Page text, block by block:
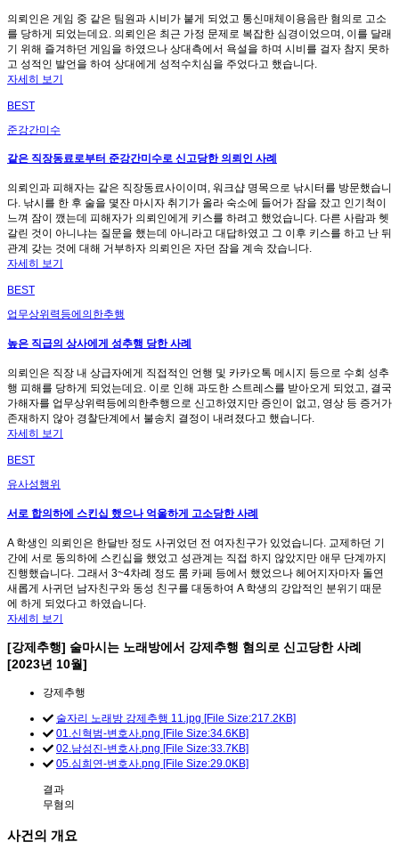
의뢰인은 게임 중 같은 팀원과 시비가 붙게 되었고 통신매체이용음란 혐의로 고소
를 당하게 되었는데요. 의뢰인은 최근 가정 문제로 복잡한 심경이었으며, 이를 달래
기 위해 즐겨하던 게임을 하였으나 상대측에서 욕설을 하며 시비를 걸자 참지 못하
고 성적인 발언을 하여 상대에게 성적수치심을 주었다고 했습니다.
자세히 보기
BEST
준강간미수
같은 직장동료로부터 준강간미수로 신고당한 의뢰인 사례
의뢰인과 피해자는 같은 직장동료사이이며, 워크샵 명목으로 낚시터를 방문했습니
다. 낚시를 한 후 술을 몇잔 마시자 취기가 올라 숙소에 들어가 잠을 잤고 인기척이
느껴 잠이 깼는데 피해자가 의뢰인에게 키스를 하려고 했었습니다. 다른 사람과 헷
갈린 것이 아니냐는 질문을 했는데 아니라고 대답하였고 그 이후 키스를 하고 난 뒤
관계 갖는 것에 대해 거부하자 의뢰인은 자던 잠을 계속 잤습니다.
자세히 보기
BEST
업무상위력등에의한추행
높은 직급의 상사에게 성추행 당한 사례
의뢰인은 직장 내 상급자에게 직접적인 언행 및 카카오톡 메시지 등으로 수회 성추
행 피해를 당하게 되었는데요. 이로 인해 과도한 스트레스를 받아오게 되었고, 결국
가해자를 업무상위력등에의한추행으로 신고하였지만 증인이 없고, 영상 등 증거가
존재하지 않아 경찰단계에서 불송치 결정이 내려졌다고 했습니다.
자세히 보기
BEST
유사성행위
서로 합의하에 스킨십 했으나 억울하게 고소당한 사례
A 학생인 의뢰인은 한달반 정도 사귀었던 전 여자친구가 있었습니다. 교제하던 기
간에 서로 동의하에 스킨십을 했었고 성관계는 직접 하지 않았지만 애무 단계까지
진행했습니다. 그래서 3~4차례 정도 룸 카페 등에서 했었으나 헤어지자마자 돌연
새롭게 사귀던 남자친구와 동성 친구를 대동하여 A 학생의 강압적인 분위기 때문
에 하게 되었다고 하였습니다.
자세히 보기
[강제추행] 술마시는 노래방에서 강제추행 혐의로 신고당한 사례
[2023년 10월]
강제추행
술자리 노래방 강제추행 11.jpg [File Size:217.2KB]
01.신혁범-변호사.png [File Size:34.6KB]
02.남성진-변호사.png [File Size:33.7KB]
05.심희연-변호사.png [File Size:29.0KB]
결과
무혐의
사건의 개요